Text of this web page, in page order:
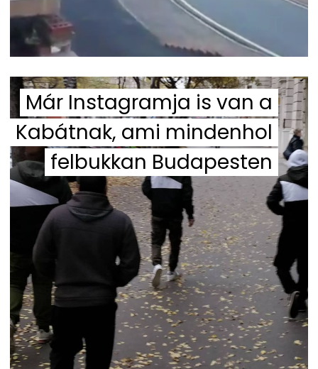
Már Instagramja is van a
Kabátnak, ami mindenhol
felbukkan Budapesten